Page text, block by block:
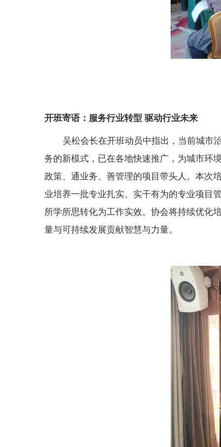
开班寄语： 服务行业转型 驱动行业未来
吴松会长在开班动员中指出，当前城市
务的新模式，已在各地快速推广，为城市环
政策、通业务、善管理的项目带头人。本次
业培养一批专业扎实、实干有为的专业项目
所学所思转化为工作实效。协会将持续优化
量与可持续发展贡献智慧与力量。